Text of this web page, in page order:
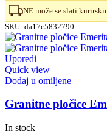
NE može se slati
SKU: da17c5832790
Uporedi
Quick view
Dodaj u omiljene
Granitne pločice
In stock